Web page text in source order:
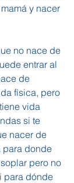
y nacer
no nace de
entrar al
de
física, pero
vida
si te
nacer de
para donde
pero no
para dónde